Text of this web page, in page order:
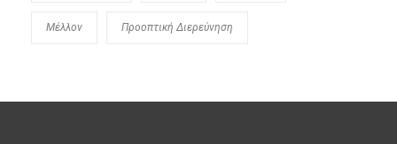
Μέλλον Προοπτική Διερεύνηση